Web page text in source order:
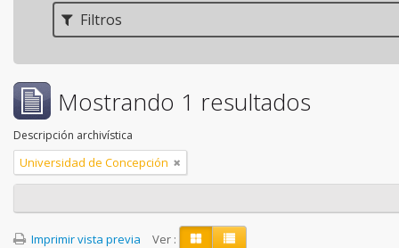
Filtros
Mostrando 1 resultados
Descripción archivística
Universidad de Concepción
Imprimir vista previa Ver :